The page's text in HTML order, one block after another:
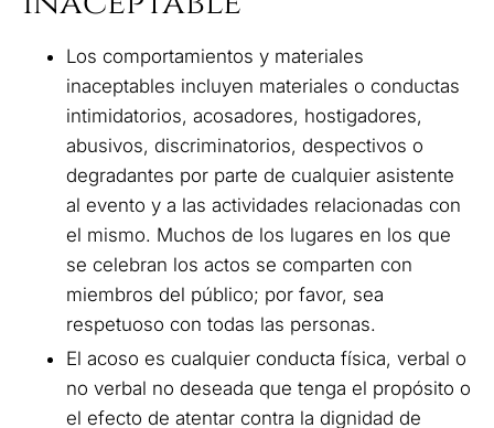
Los comportamientos y materiales
inaceptables incluyen materiales o conductas
intimidatorios, acosadores, hostigadores,
abusivos, discriminatorios, despectivos o
degradantes por parte de cualquier asistente
al evento y a las actividades relacionadas con
el mismo. Muchos de los lugares en los que
se celebran los actos se comparten con
miembros del público; por favor, sea
respetuoso con todas las personas.
El acoso es cualquier conducta física, verbal o
no verbal no deseada que tenga el propósito o
el efecto de atentar contra la dignidad de